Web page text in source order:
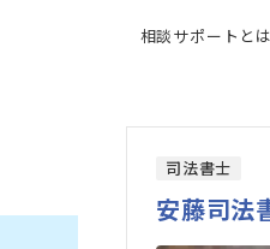
相談サポートとは
い専門家の検索結
司法書士
安藤司法